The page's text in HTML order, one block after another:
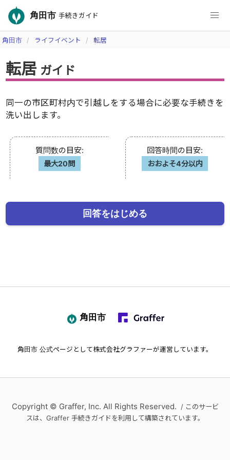
角田市 手続きガイド
角田市 ライフイベント 転居
転居 ガイド
同一の市区町村内で引越しをする場合に必要な手続きを
洗い出します。
質問数の目安:
最大20問
回答時間の目安:
おおよそ4分以内
回答をはじめる
角田市
角田市 公式ページとして株式会社グラファーが運営しています。
Copyright © Graffer, Inc. All Rights Reserved. / このサービ
スは、Graffer 手続きガイドを利用して構築されています。